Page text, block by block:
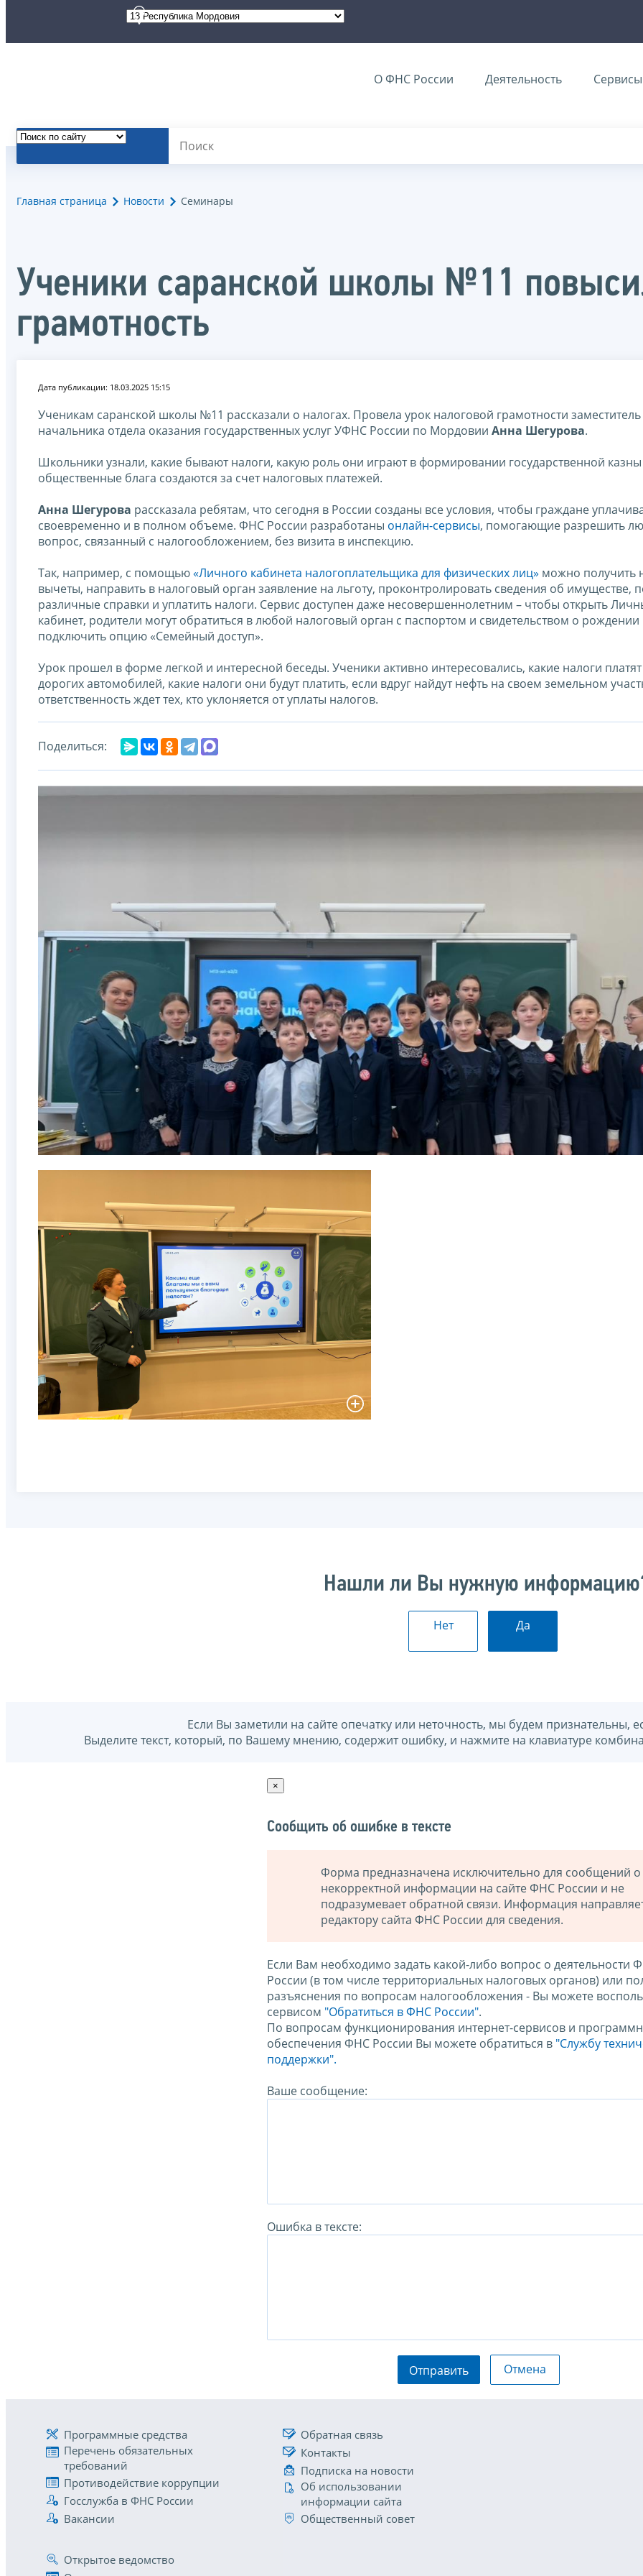
О ФНС России Деятельность Сервисы
Главная страница Новости Семинары
Ученики саранской школы №11
грамотность
Дата публикации: 18.03.2025 15:15
Ученикам саранской школы №11 рассказали о налогах. Провела урок налоговой грамотности заместитель
начальника отдела оказания государственных услуг УФНС России по Мордовии Анна Шегурова.
Школьники узнали, какие бывают налоги, какую роль они играют в формировании государственной казны
общественные блага создаются за счет налоговых платежей.
Анна Шегурова рассказала ребятам, что сегодня в России созданы все условия, чтобы граждане
своевременно и в полном объеме. ФНС России разработаны онлайн-сервисы, помогающие разрешить
вопрос, связанный с налогообложением, без визита в инспекцию.
Так, например, с помощью«Личного кабинета налогоплательщика для физических лиц» можно получить
вычеты, направить в налоговый орган заявление на льготу, проконтролировать сведения об имуществе,
различные справки и уплатить налоги. Сервис доступен даже несовершеннолетним – чтобы открыть
кабинет, родители могут обратиться в любой налоговый орган с паспортом и свидетельством о
подключить опцию «Семейный доступ».
Урок прошел в форме легкой и интересной беседы. Ученики активно интересовались, какие налоги
дорогих автомобилей, какие налоги они будут платить, если вдруг найдут нефть на своем земельном
ответственность ждет тех, кто уклоняется от уплаты налогов.
Поделиться:
Нашли ли Вы нужную
Нет Да
Если Вы заметили на сайте опечатку или неточность, мы будем признательны,
Выделите текст, который, по Вашему мнению, содержит ошибку, и нажмите на клавиатуре
×
Сообщить об ошибке в тексте
Форма предназначена исключительно для сообщений о
некорректной информации на сайте ФНС России и не
подразумевает обратной связи. Информация
редактору сайта ФНС России для сведения.
Если Вам необходимо задать какой-либо вопрос о деятельности
России (в том числе территориальных налоговых органов) или
разъяснения по вопросам налогообложения - Вы можете
сервисом "Обратиться в ФНС России".
По вопросам функционирования интернет-сервисов и
обеспечения ФНС России Вы можете обратиться в "Службу
поддержки".
Ваше сообщение:
Ошибка в тексте:
Отправить Отмена
Программные средства
Перечень обязательных
требований
Противодействие коррупции
Госслужба в ФНС России
Вакансии
Обратная связь
Контакты
Подписка на новости
Об использовании
информации сайта
Общественный совет
Открытое ведомство